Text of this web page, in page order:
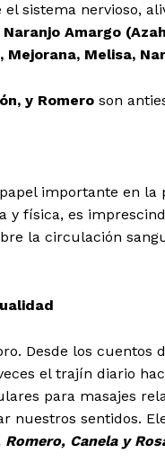
sistema nervioso,
Amargo
Melisa,
y Romero son
importante en
y física, es
la circulación
Desde los cuentos
el trajín diario
para masajes
nuestros sentidos.
Canela y